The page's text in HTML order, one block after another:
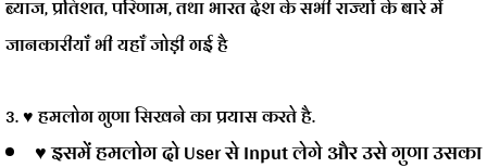
ब्याज, प्रतिशत, परिणाम, तथा भारत देश के सभी राज्योंके बारे में
जानकारीयाँ भी यहाँ जोड़ी गई है
3. ♥ हमलोग गुणा सिखने का प्रयास करते है.
♥ इसमें हमलोग दो User से Input लेगे और उसे गुणा उसका